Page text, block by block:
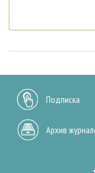
Подписка
Архив